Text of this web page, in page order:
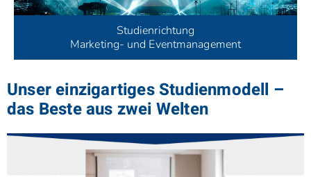
Studienrichtung
Marketing- und Eventmanagement
Unser einzigartiges Studienmodell –
das Beste aus zwei Welten